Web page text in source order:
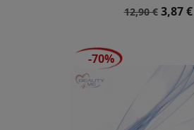
Prezzo
12,90 € Prezzo
3,87 €
-70%